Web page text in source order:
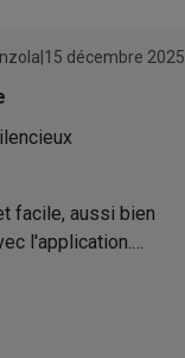
15 décembre 2025
facile, aussi bien
l'application.
et économique.